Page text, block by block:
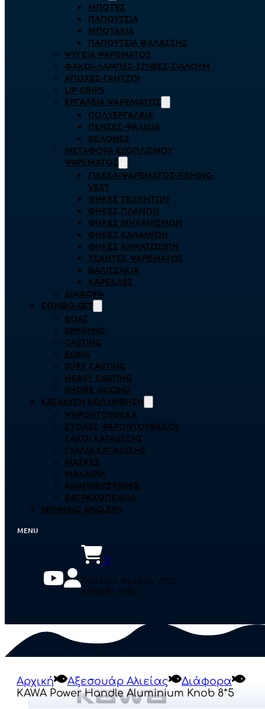
ΜΠΌΤΕΣ
ΠΑΠΟΎΤΣΙΑ
ΜΠΟΤΆΚΙΑ
ΠΑΠΟΎΤΣΙΑ ΘΑΛΆΣΣΗΣ
ΨΥΓΕΊΑ ΨΑΡΈΜΑΤΟΣ
ΦΑΚΟΊ-ΛΆΜΠΕΣ-ΣΠΊΘΕΣ-ΣΊΑΛΟΥΜ
ΑΠΌΧΕΣ-ΓΆΝΤΖΟΙ
LIP-GRIPS
EΡΓΑΛΕΊΑ ΨΑΡΈΜΑΤΟΣ
ΠΟΛΥΕΡΓΑΛΕΊΑ
ΠΈΝΣΕΣ-ΨΑΛΊΔΙΑ
ΒΕΛΌΝΕΣ
ΜΕΤΑΦΟΡΆ ΕΞΟΠΛΙΣΜΟΎ
ΨΑΡΈΜΑΤΟΣ
ΓΙΛΈΚΑ-ΨΑΡΈΜΑΤΟΣ-FISHING-
VEST
ΘΉΚΕΣ ΤΕΧΝΗΤΏΝ
ΘΉΚΕΣ ΠΛΆΝΩΝ
ΘΉΚΕΣ ΜΗΧΑΝΙΣΜΏΝ
ΘΉΚΕΣ ΚΑΛΑΜΙΏΝ
ΘΉΚΕΣ ΑΡΜΑΤΩΣΙΏΝ
ΤΣΆΝΤΕΣ ΨΑΡΈΜΑΤΟΣ
ΒΑΛΙΤΣΆΚΙΑ
ΚΑΡΈΚΛΕΣ
ΔΙΆΦΟΡΑ
COMBO-SET
BOAT
SPINNING
CASTING
EGING
SURF CASTING
HEAVY CASTING
SHORE JIGGING
ΚΑΤΆΔΥΣΗ ΚΟΛΎΜΒΗΣΗ
ΨΑΡΟΝΤΟΎΦΕΚΑ
ΣΤΟΛΈΣ ΨΑΡΟΝΤΟΎΦΕΚΟΥ
ΣΆΚΟΙ ΚΑΤΆΔΥΣΗΣ
ΓΥΑΛΙΆ ΚΑΤΆΔΥΣΗΣ
ΜΆΣΚΕΣ
ΜΑΧΑΊΡΙΑ
ΑΝΑΠΝΕΥΣΤΉΡΕΣ
ΒΑΤΡΑΧΟΠΈΔΙΛΑ
SPINNING ANGLERS
0
Κανένα προϊόν στο
καλάθι σας.
Αρχική Αξεσουάρ Αλιείας
Διάφορα
KAWA Power Handle Aluminium Knob 8*5